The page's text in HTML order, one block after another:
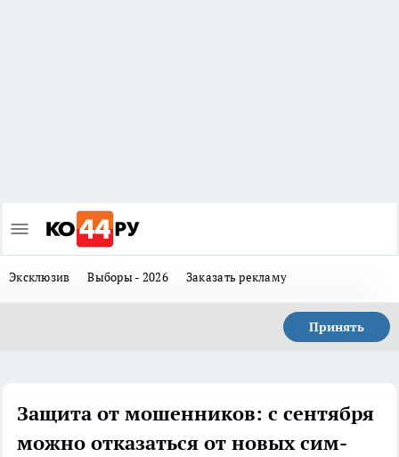
Эксклюзив Выборы - 2026 Заказать рекламу
Принять
Защита от мошенников: с сентября
можно отказаться от новых сим-